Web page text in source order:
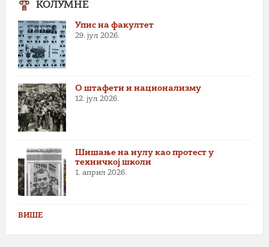
КОЛУМНЕ
Упис на факултет
29. јул 2026.
О штафети и национализму
12. јул 2026.
Шишање на нулу као протест у
техничкој школи
1. април 2026.
ВИШЕ